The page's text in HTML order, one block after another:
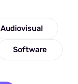
Audiovisual
Software